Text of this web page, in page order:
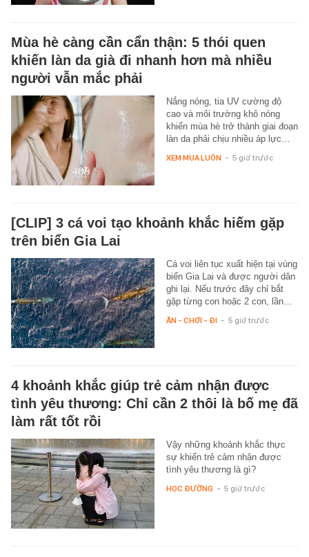
Mùa hè càng cần cẩn thận: 5 thói quen
khiến làn da già đi nhanh hơn mà nhiều
người vẫn mắc phải
Nắng nóng, tia UV cường độ
cao và môi trường khô nóng
khiến mùa hè trở thành giai đoạn
làn da phải chịu nhiều áp lực…
XEM MUA LUÔN - 5 giờ trước
[CLIP] 3 cá voi tạo khoảnh khắc hiếm gặp
trên biển Gia Lai
Cá voi liên tục xuất hiện tại vùng
biển Gia Lai và được người dân
ghi lại. Nếu trước đây chỉ bắt
gặp từng con hoặc 2 con, lần…
ĂN - CHƠI - ĐI - 5 giờ trước
4 khoảnh khắc giúp trẻ cảm nhận được
tình yêu thương: Chỉ cần 2 thôi là bố mẹ đã
làm rất tốt rồi
Vậy những khoảnh khắc thực
sự khiến trẻ cảm nhận được
tình yêu thương là gì?
HỌC ĐƯỜNG - 5 giờ trước